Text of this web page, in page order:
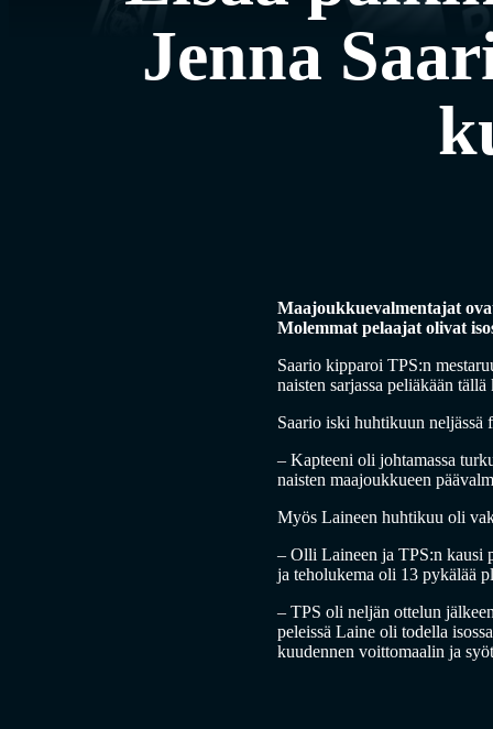
Jenna
Maajoukkuevalmentajat
Molemmat pelaajat olivat
Saario kipparoi TPS:n
naisten sarjassa peliäkään tällä
Saario iski huhtikuun neljässä
– Kapteeni oli johtamassa
naisten maajoukkueen
Myös Laineen huhtikuu oli
– Olli Laineen ja TPS:n kausi
ja teholukema oli 13 pykälää
– TPS oli neljän ottelun
peleissä Laine oli todella
kuudennen voittomaalin ja